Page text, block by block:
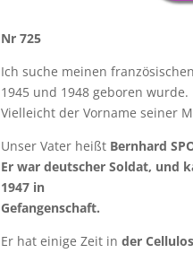
Nr 725
Ich suche meinen
1945 und 1948 geboren wurde.
Vielleicht der Vorname seiner
Unser Vater heißtBernhard
Er war deutscher Soldat, und
1947 in
Gefangenschaft.
Er hat einige Zeit in der